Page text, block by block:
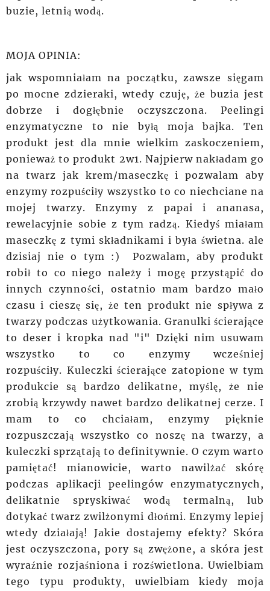
buzie, letnią wodą.
MOJA OPINIA:
jak wspomniałam na początku, zawsze sięgam
po mocne zdzieraki, wtedy czuję, że buzia jest
dobrze i dogłębnie oczyszczona. Peelingi
enzymatyczne to nie byłą moja bajka. Ten
produkt jest dla mnie wielkim zaskoczeniem,
ponieważ to produkt 2w1. Najpierw nakładam go
na twarz jak krem/maseczkę i pozwalam aby
enzymy rozpuściły wszystko to co niechciane na
mojej twarzy. Enzymy z papai i ananasa,
rewelacyjnie sobie z tym radzą. Kiedyś miałam
maseczkę z tymiskładnikami i była świetna. ale
dzisiaj nie o tym :) Pozwalam, aby produkt
robił to co niego należy i mogę przystąpić do
innych czynności, ostatnio mam bardzo mało
czasu i cieszę się, że ten produkt nie spływa z
twarzy podczas użytkowania. Granulki ścierające
to deser i kropka nad "i"Dzięki nim usuwam
wszystko to co enzymy wcześniej
rozpuściły. Kuleczki ścierające zatopione w tym
produkcie są bardzo delikatne, myślę, że nie
zrobią krzywdy nawet bardzo delikatnej cerze. I
mam to co chciałam, enzymy pięknie
rozpuszczają wszystko co noszę na twarzy, a
kuleczki sprzątają to definitywnie. O czym warto
pamiętać! mianowicie, warto nawilżać skórę
podczas aplikacji peelingów enzymatycznych,
delikatniespryskiwać wodą termalną, lub
dotykaćtwarz zwilżonymi dłońmi. Enzymy lepiej
wtedy działają! Jakie dostajemy efekty? Skóra
jest oczyszczona, pory są zwężone, a skóra jest
wyraźnie rozjaśniona i rozświetlona. Uwielbiam
tego typu produkty, uwielbiam kiedy moja